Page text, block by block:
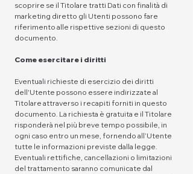
scoprire se il Titolare tratti Dati con finalità di
marketing diretto gli Utenti possono fare
riferimento alle rispettive sezioni di questo
documento.
Come esercitare i diritti
Eventuali richieste di esercizio dei diritti
dell'Utente possono essere indirizzate al
Titolare attraverso i recapiti forniti in questo
documento. La richiesta è gratuita e il Titolare
risponderà nel più breve tempo possibile, in
ogni caso entro un mese, fornendo all’Utente
tutte le informazioni previste dalla legge.
Eventuali rettifiche, cancellazioni o limitazioni
del trattamento saranno comunicate dal